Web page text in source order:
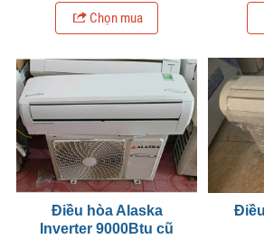
Chọn mua
Điều hòa Alaska
Inverter 9000Btu cũ